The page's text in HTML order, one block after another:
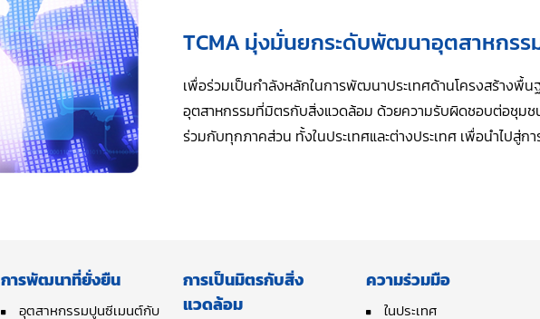
TCMA มุ่งมั่นยกระดับพัฒนาอุตสาหกรร
เพื่อร่วมเป็นกำลังหลักในการพัฒนาประเทศด้านโครงสร้างพื้น
อุตสาหกรรมที่มิตรกับสิ่งแวดล้อม ด้วยความรับผิดชอบต่อชุมช
ร่วมกับทุกภาคส่วน ทั้งในประเทศและต่างประเทศ เพื่อนำไปสู่
การพัฒนาที่ยั่งยืน
อุตสาหกรรมปูนซีเมนต์กับ
การเป็นมิตรกับสิ่ง
แวดล้อม
ความร่วมมือ
ในประเทศ